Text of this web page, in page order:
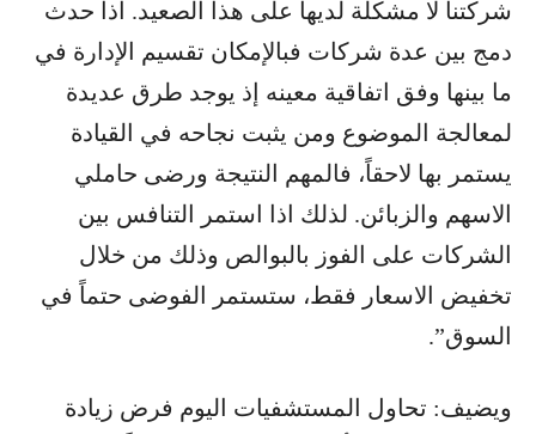
شركتنا لا مشكلة لديها على هذا الصعيد. اذا حدث
دمج بين عدة شركات فبالإمكان تقسيم الإدارة في
ما بينها وفق اتفاقية معينه إذ يوجد طرق عديدة
لمعالجة الموضوع ومن يثبت نجاحه في القيادة
يستمر بها لاحقاً، فالمهم النتيجة ورضى حاملي
الاسهم والزبائن. لذلك اذا استمر التنافس بين
الشركات على الفوز بالبوالص وذلك من خلال
تخفيض الاسعار فقط، ستستمر الفوضى حتماً في
السوق”.
ويضيف: تحاول المستشفيات اليوم فرض زيادة